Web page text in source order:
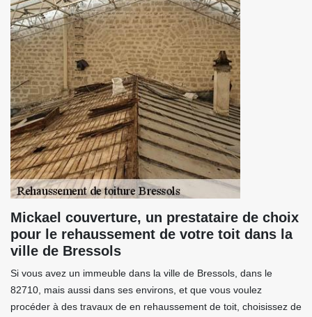
Mickael couverture, un prestataire de choix
pour le rehaussement de votre toit dans la
ville de Bressols
Si vous avez un immeuble dans la ville de Bressols, dans le
82710, mais aussi dans ses environs, et que vous voulez
procéder à des travaux de en rehaussement de toit, choisissez de